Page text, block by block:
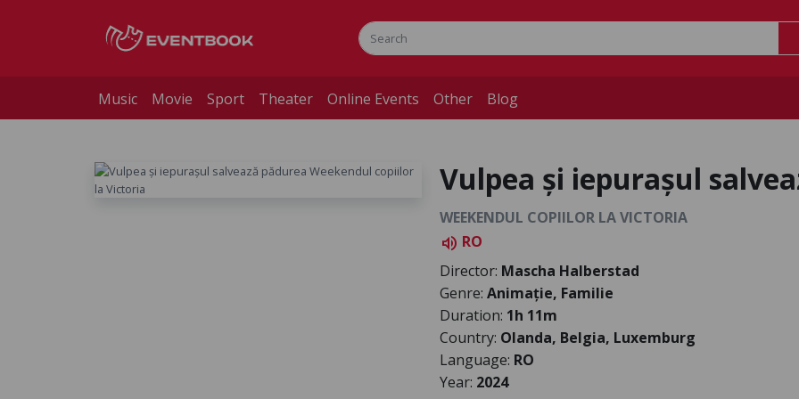
Music Movie Sport Theater Online Events Other Blog
Vulpea și iepurașul
WEEKENDUL COPIILOR LA VICTORIA
volume_up RO
Director: Mascha Halberstad
Genre: Animație, Familie
Duration: 1h 11m
Country: Olanda, Belgia, Luxemburg
Language: RO
Year: 2024